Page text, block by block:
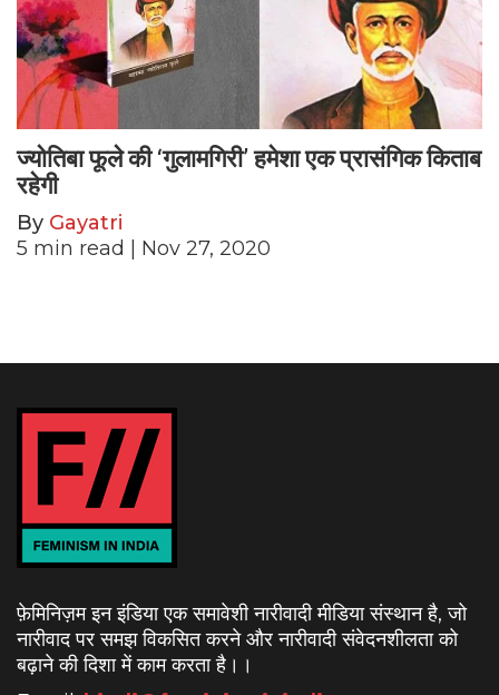
ज्योतिबा फूले की ‘गुलामगिरी’ हमेशा एक प्रासंगिक किताब
रहेगी
By Gayatri
5 min read | Nov 27, 2020
फ़ेमिनिज़म इन इंडिया एक समावेशी नारीवादी मीडिया संस्थान है, जो
नारीवाद पर समझ विकसित करने और नारीवादी संवेदनशीलता को
बढ़ाने की दिशा में काम करता है। ।